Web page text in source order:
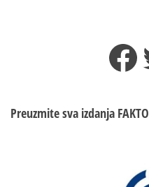
Preuzmite sva izdanja